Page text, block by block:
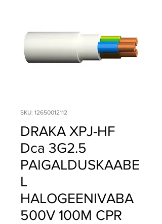
SKU: 12650012112
DRAKA XPJ-HF
Dca 3G2.5
PAIGALDUSKAABE
L
HALOGEENIVABA
500V 100M CPR